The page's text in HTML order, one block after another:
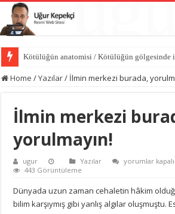
Kötülüğün anatomisi / Kötülüğün gölgesinde
Dünyayı değiştiren sessiz güç iyiliktir / İyilik
Home /Yazılar/ İlmin merkezi burada,
İlmin merkezi
yorulmayın!
ugur Yazılar
İlmin
yorulmayın!
için
yorumlar kapalı
443 Görüntüleme
Dünyada uzun zaman cehaletin hâkim
bilim karşıymış gibi yanlış algılar oluşmuştu.